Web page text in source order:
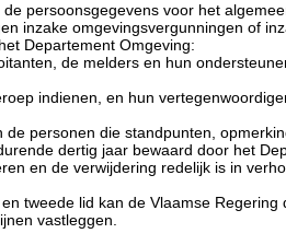
persoonsgegevens voor het
inzake omgevingsvergunningen of
Departement Omgeving:
de melders en hun
indienen, en hun
de personen die standpunten,
dertig jaar bewaard door het
en de verwijdering redelijk is in
tweede lid kan de Vlaamse
vastleggen.